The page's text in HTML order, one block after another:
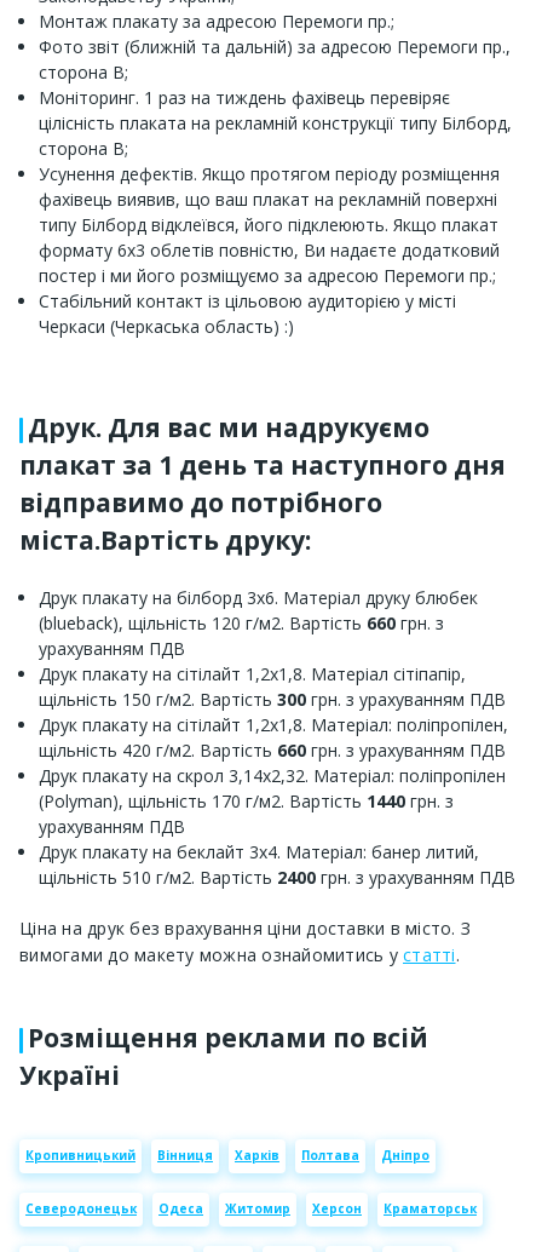
Монтаж плакату за адресою Перемоги пр.;
Фото звіт (ближній та дальній) за адресою Перемоги пр.,
сторона B;
Моніторинг. 1 раз на тиждень фахівець перевіряє
цілісність плаката на рекламній конструкції типу Білборд,
сторона B;
Усунення дефектів. Якщо протягом періоду розміщення
фахівець виявив, що ваш плакат на рекламній поверхні
типу Білборд відклеївся, його підклеюють. Якщо плакат
формату 6x3 облетів повністю, Ви надаєте додатковий
постер і ми його розміщуємо за адресою Перемоги пр.;
Стабільний контакт із цільовою аудиторією у місті
Черкаси (Черкаська область) :)
Друк. Для вас ми надрукуємо
плакат за 1 день та наступного дня
відправимо до потрібного
міста.Вартість друку:
Друк плакату на білборд 3х6. Матеріал друку блюбек
(blueback), щільність 120 г/м2. Вартість 660 грн. з
урахуванням ПДВ
Друк плакату на сітілайт 1,2х1,8. Матеріал сітіпапір,
щільність 150 г/м2. Вартість 300 грн. з урахуванням ПДВ
Друк плакату на сітілайт 1,2х1,8. Матеріал: поліпропілен,
щільність 420 г/м2. Вартість 660 грн. з урахуванням ПДВ
Друк плакату на скрол 3,14х2,32. Матеріал: поліпропілен
(Polyman), щільність 170 г/м2. Вартість 1440 грн. з
урахуванням ПДВ
Друк плакату на беклайт 3х4. Матеріал: банер литий,
щільність 510 г/м2. Вартість 2400 грн. з урахуванням ПДВ
Ціна на друк без врахування ціни доставки в місто. З
вимогами до макету можна ознайомитись у статті.
Розміщення реклами по всій
Україні
Кропивницький Вінниця Харків Полтава Дніпро
Северодонецьк Одеса Житомир Херсон Краматорськ